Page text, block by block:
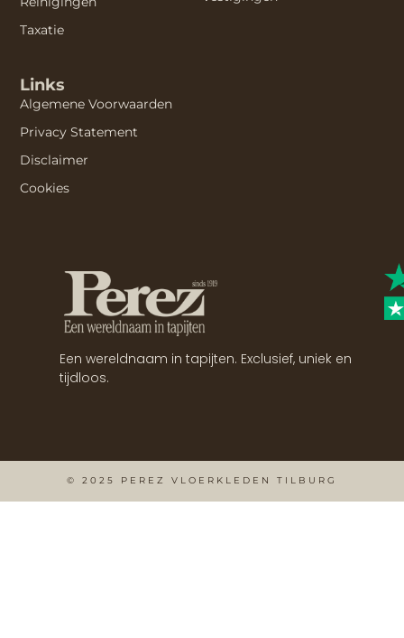
Een wereldnaam in tapijten. Exclusief, uniek en
tijdloos.
Taxatie
Links
Algemene Voorwaarden
Privacy Statement
Disclaimer
Cookies
© 2025 PEREZ VLOERKLEDEN TILBURG